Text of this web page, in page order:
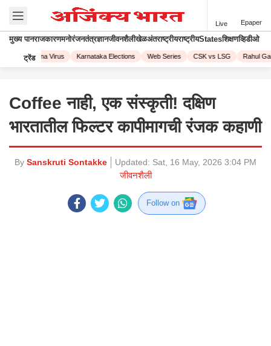
Live Epaper
मुख्य पानराजकारणमनोरंजनतंत्रज्ञानजीवनशैलीखेळअंतराष्ट्रीयराष्ट्रीयStatesशिक्षणव्हिडीओ
ट्रेंड
Corona Virus Karnataka Elections Web Series CSK vs LSG Rahul
Coffee नाही, एक संस्कृती! दक्षिण
भारतातील फिल्टर कापीमागची रंजक कहाणी
By Sanskruti Sontakke Updated: Sat, 16 May, 2026 3:04 PM
जीवनशैली
Follow on